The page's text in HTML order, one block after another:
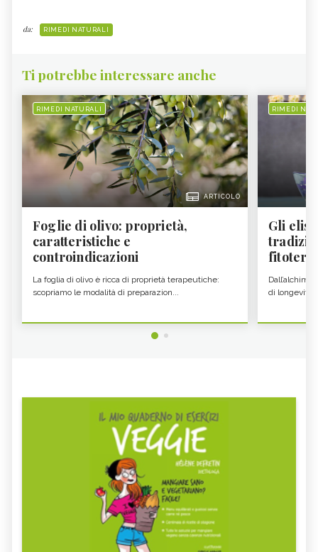
da: RIMEDI NATURALI
Ti potrebbe interessare anche
RIMEDI NATURALI
ARTICOLO
Foglie di olivo: proprietà,
caratteristiche e
controindicazioni
La foglia di olivo è ricca di proprietà terapeutiche:
scopriamo le modalità di preparazion...
RIMEDI
Gli
fitoter...
di longevità